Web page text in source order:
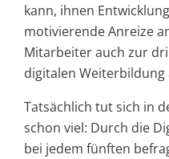
kann, ihnen
motivierende Anreize
Mitarbeiter auch zur
digitalen
Tatsächlich tut sich in
schon viel: Durch die
bei jedem fünften